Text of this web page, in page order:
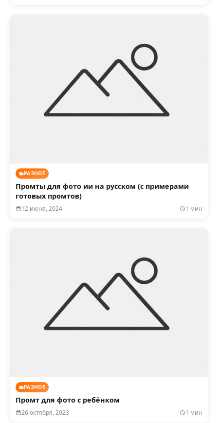
РАЗНОЕ
Промты для фото ии на русском (с примерами
готовых промтов)
12 июня, 2024 1 мин
РАЗНОЕ
Промт для фото с ребёнком
26 октября, 2023 1 мин